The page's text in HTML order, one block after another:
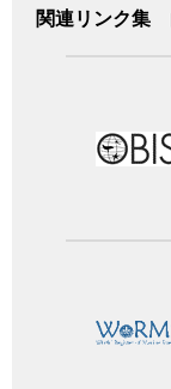
関連リンク集